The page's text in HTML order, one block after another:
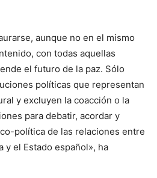
aunque no en el mismo
con todas aquellas
el futuro de la paz. Sólo
políticas que representan
y excluyen la coacción o la
para debatir, acordar y
política de las relaciones entre
y el Estado español», ha